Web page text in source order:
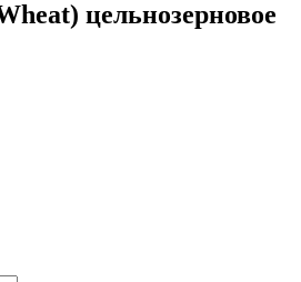
цельнозерновое